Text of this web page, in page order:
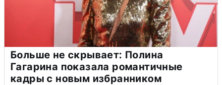
Больше не скрывает: Полина
Гагарина показала романтичные
кадры с новым избранником